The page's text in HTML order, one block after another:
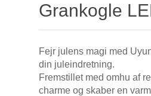
Grankogle
Fejr julens magi med
din juleindretning.
Fremstillet med omhu af
charme og skaber en